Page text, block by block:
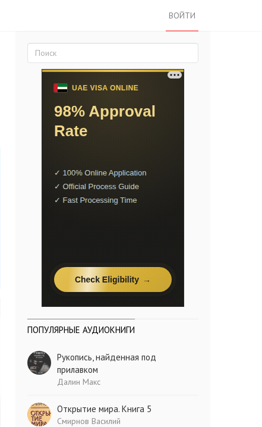
ВОЙТИ
ПОПУЛЯРНЫЕ АУДИОКНИГИ
Рукопись, найденная под
прилавком
Далин Макс
Открытие мира. Книга 5
Смирнов Василий